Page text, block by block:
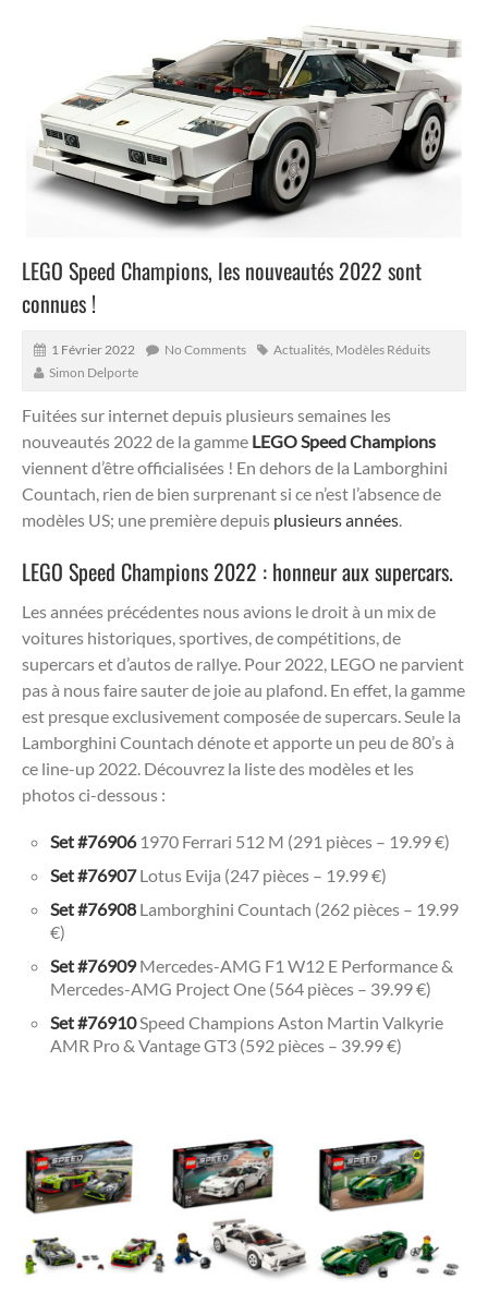
LEGO Speed Champions, les nouveautés 2022 sont
connues !
1 Février 2022 No Comments Actualités Modèles Réduits
Simon Delporte
Fuitées sur internet depuis plusieurs semaines les
nouveautés 2022 de la gamme LEGO Speed Champions
viennent d’être officialisées ! En dehors de la Lamborghini
Countach, rien de bien surprenant si ce n’est l’absence de
modèles US; une première depuis plusieurs années.
LEGO Speed Champions 2022 : honneur aux supercars.
Les années précédentes nous avions le droit à un mix de
voitures historiques, sportives, de compétitions, de
supercars et d’autos de rallye. Pour 2022, LEGO ne parvient
pas à nous faire sauter de joie au plafond. En effet, la gamme
est presque exclusivement composée de supercars. Seule la
Lamborghini Countach dénote et apporte un peu de 80’s à
ce line-up 2022. Découvrez la liste des modèles et les
photos ci-dessous :
Set #769061970 Ferrari 512 M (291 pièces – 19.99 €)
Set #76907Lotus Evija (247 pièces – 19.99 €)
Set #76908Lamborghini Countach (262 pièces – 19.99
€)
Set #76909Mercedes-AMG F1 W12 E Performance &
Mercedes-AMG Project One (564 pièces – 39.99 €)
Set #76910Speed Champions Aston Martin Valkyrie
AMR Pro & Vantage GT3 (592 pièces – 39.99 €)